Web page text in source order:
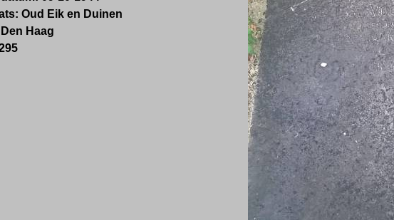
Oud Eik en Duinen
Den Haag
5295